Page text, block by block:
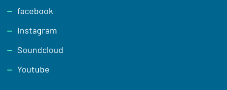
facebook
Instagram
Soundcloud
Youtube